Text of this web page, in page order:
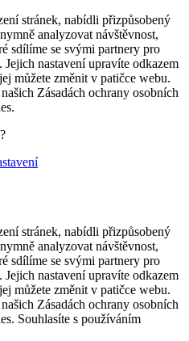
stránek, nabídli přizpůsobený
analyzovat návštěvnost,
sdílíme se svými partnery pro
nastavení upravíte odkazem
můžete změnit v patičce webu.
Zásadách ochrany osobních
stránek, nabídli přizpůsobený
analyzovat návštěvnost,
sdílíme se svými partnery pro
nastavení upravíte odkazem
můžete změnit v patičce webu.
Zásadách ochrany osobních
Souhlasíte s používáním